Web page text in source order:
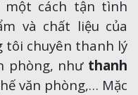
một cách tận tình
và chất liệu của
tôi chuyên thanh lý
phòng, như thanh
văn phòng,… Mặc